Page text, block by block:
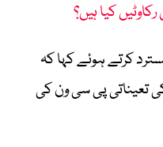
کیا ہیں؟
کرتے ہوئے کہا کہ
کی تعیناتی پی سی ون کی